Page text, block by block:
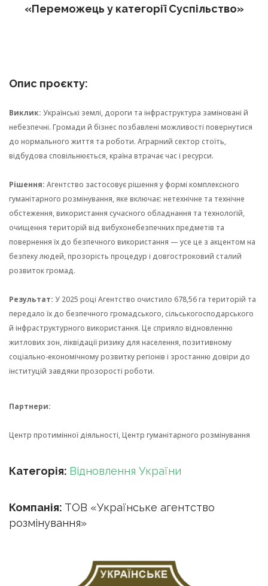
«‎‎Переможець у категорії Суспільство»
Опис проєкту:
Виклик: Українські землі, дороги та інфраструктура заміновані й
небезпечні. Громади й бізнес позбавлені можливості повернутися
до нормального життя та роботи. Аграрний сектор стоїть,
відбудова сповільнюється, країна втрачає час і ресурси.
Рішення: Агентство застосовує рішення у формі комплексного
гуманітарного розмінування, яке включає: нетехнічне та технічне
обстеження, використання сучасного обладнання та технологій,
очищення територій від вибухонебезпечних предметів та
повернення їх до безпечного використання — усе це з акцентом на
безпеку людей, прозорість процедур і довгостроковий сталий
розвиток громад.
Результат: У 2025 році Агентство очистило 678,56 га територій та
передало їх до безпечного громадського, сільськогосподарського
й інфраструктурного використання. Це сприяло відновленню
житлових зон, ліквідації ризику для населення, позитивному
соціально-економічному розвитку регіонів і зростанню довіри до
інституцій завдяки прозорості роботи.
Партнери:
Центр протимінної діяльності, Центр гуманітарного розмінування
Категорія: Відновлення України
Компанія: ТОВ «Українське агентство
розмінування»